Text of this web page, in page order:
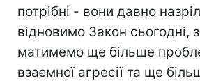
потрібні - вони давно
відновимо Закон сьогодні,
матимемо ще більше
взаємної агресії та ще